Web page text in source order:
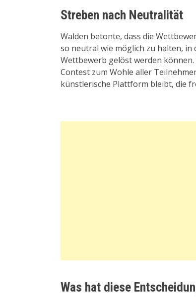
Streben nach Neutralität
Walden betonte, dass die
so neutral wie möglich zu halten, in
Wettbewerb gelöst werden
Contest zum Wohle aller
künstlerische Plattform bleibt, die
Was hat diese